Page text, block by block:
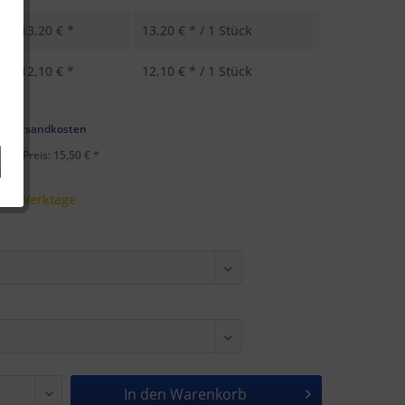
13,20 € * 13,20 € * / 1 Stück
12,10 € * 12,10 € * / 1 Stück
Versandkosten
Preis: 15,50 € *
5 Werktage
In den Warenkorb